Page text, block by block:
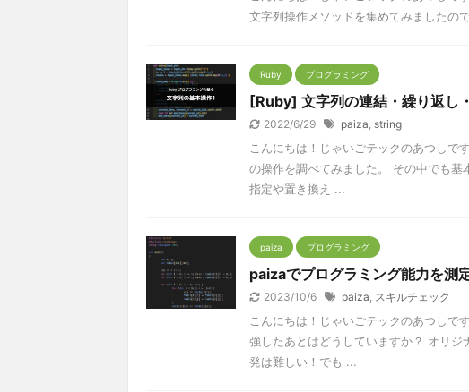
文字列操作メソッドを集めてみました
Ruby プログラミング
[Ruby] 文字列の連結・繰り返し
2022/6/29 paiza, string
こんにちは！じゃいごテックのあつしで
の操作を調べてみました。 その中でも
指定や置き換え ...
paiza プログラミング
paizaでプログラミング能力を測
2023/10/6 paiza, スキルチェック
こんにちは！じゃいごテックのあつしで
強したあとはどうしていますか？ オリ
発は難しい！でも ...